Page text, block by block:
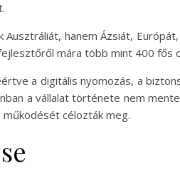
hanem Ázsiát,
mára több mint 400 fős
a digitális nyomozás, a
a vállalat története nem
célozták meg.